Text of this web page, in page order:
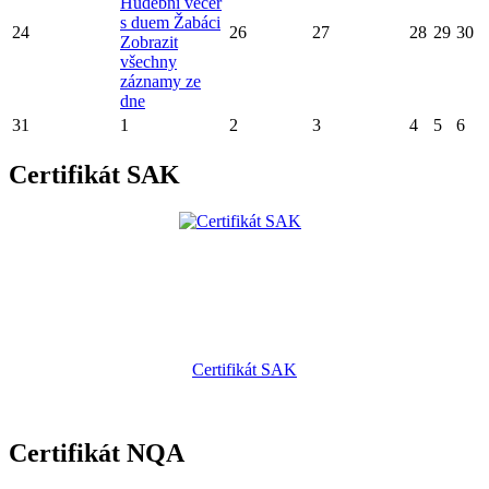
24
s duem Žabáci
Zobrazit
všechny
záznamy ze
dne
26 27 28 29 30
31 1 2 3 4 5 6
Certifikát SAK
Certifikát SAK
Certifikát NQA